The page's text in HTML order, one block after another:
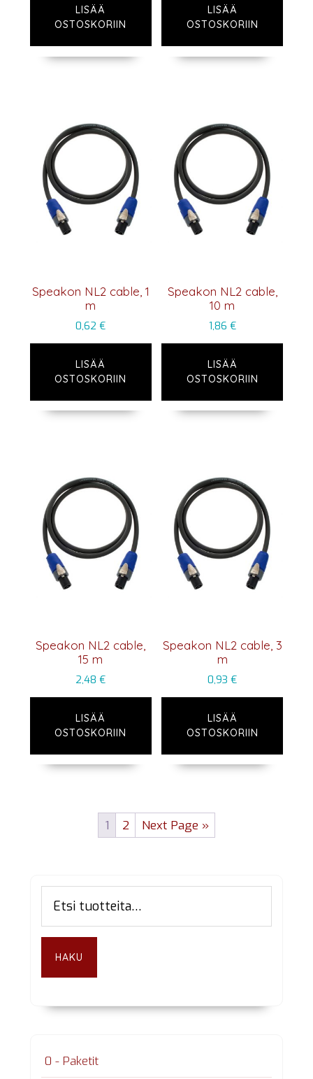
LISÄÄ
OSTOSKORIIN
LISÄÄ
OSTOSKORIIN
Speakon NL2 cable, 1
m
0,62€
LISÄÄ
OSTOSKORIIN
Speakon NL2 cable,
10 m
1,86 €
LISÄÄ
OSTOSKORIIN
Speakon NL2 cable,
15 m
2,48€
LISÄÄ
OSTOSKORIIN
Speakon NL2 cable, 3
m
0,93€
LISÄÄ
OSTOSKORIIN
1 2 Next Page »
Ensisijainen
sivupalkki
HAKU
0 - Paketit